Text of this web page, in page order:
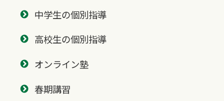
中学生の個別指導
高校生の個別指導
オンライン塾
春期講習